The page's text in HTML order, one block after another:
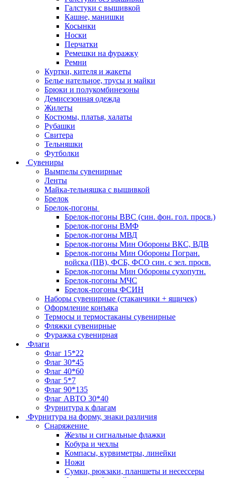
Галстуки с вышивкой
Кашне, манишки
Косынки
Носки
Перчатки
Ремешки на фуражку
Ремни
Куртки, кителя и жакеты
Белье нательное, трусы и майки
Брюки и полукомбинезоны
Демисезонная одежда
Жилеты
Костюмы, платья, халаты
Рубашки
Свитера
Тельняшки
Футболки
Сувениры
Вымпелы сувенирные
Ленты
Майка-тельняшка с вышивкой
Брелок
Брелок-погоны
Брелок-погоны ВВС (син. фон. гол. просв.)
Брелок-погоны ВМФ
Брелок-погоны МВД
Брелок-погоны Мин Обороны ВКС, ВДВ
Брелок-погоны Мин Обороны Погран.
войска (ПВ), ФСБ, ФСО син. с зел. просв.
Брелок-погоны Мин Обороны сухопутн.
Брелок-погоны МЧС
Брелок-погоны ФСИН
Наборы сувенирные (стаканчики + ящичек)
Оформление конъяка
Термосы и термостаканы сувенирные
Фляжки сувенирные
Фуражка сувенирная
Флаги
Флаг 15*22
Флаг 30*45
Флаг 40*60
Флаг 5*7
Флаг 90*135
Флаг АВТО 30*40
Фурнитура к флагам
Фурнитура на форму, знаки различия
Снаряжение
Жезлы и сигнальные флажки
Кобура и чехлы
Компасы, курвиметры, линейки
Ножи
Сумки, рюкзаки, планшеты и несессеры